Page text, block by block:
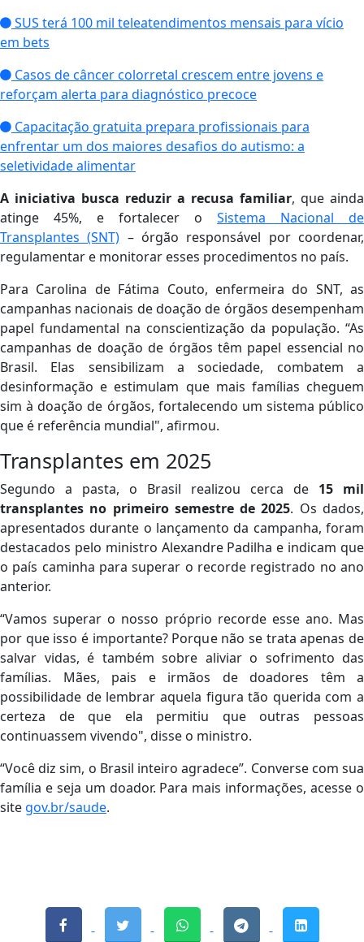
SUS terá 100 mil teleatendimentos mensais para vício
em bets
Casos de câncer colorretal crescem entre jovens e
reforçam alerta para diagnóstico precoce
Capacitação gratuita prepara profissionais para
enfrentar um dos maiores desafios do autismo: a
seletividade alimentar
A iniciativa busca reduzir a recusa familiar, que ainda
atinge 45%, e fortalecer o Sistema Nacional de
Transplantes (SNT) – órgão responsável por coordenar,
regulamentar e monitorar esses procedimentos no país.
Para Carolina de Fátima Couto, enfermeira do SNT, as
campanhas nacionais de doação de órgãos desempenham
papel fundamental na conscientização da população. “As
campanhas de doação de órgãos têm papel essencial no
Brasil. Elas sensibilizam a sociedade, combatem a
desinformação e estimulam que mais famílias cheguem
sim à doação de órgãos, fortalecendo um sistema público
que é referência mundial", afirmou.
Transplantes em 2025
Segundo a pasta, o Brasil realizou cerca de 15 mil
transplantes no primeiro semestre de 2025. Os dados,
apresentados durante o lançamento da campanha, foram
destacados pelo ministro Alexandre Padilha e indicam que
o país caminha para superar o recorde registrado no ano
anterior.
“Vamos superar o nosso próprio recorde esse ano. Mas
por que isso é importante? Porque não se trata apenas de
salvar vidas, é também sobre aliviar o sofrimento das
famílias. Mães, pais e irmãos de doadores têm a
possibilidade de lembrar aquela figura tão querida com a
certeza de que ela permitiu que outras pessoas
continuassem vivendo", disse o ministro.
“Você diz sim, o Brasil inteiro agradece”. Converse com sua
família e seja um doador. Para mais informações, acesse o
site gov.br/saude.